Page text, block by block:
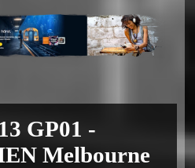
GP01 -
Melbourne